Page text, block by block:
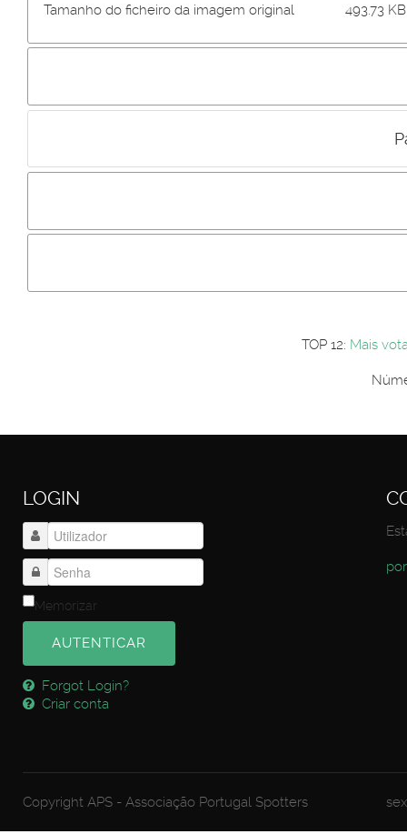
Tamanho do ficheiro da imagem original 493.73
Incluir imagem :
Os
Primeiro autentique-se...
TOP 12: Mais
LOGIN
Memorizar
AUTENTICAR
Forgot Login?
Criar conta
Copyright APS - Associação Portugal Spotters